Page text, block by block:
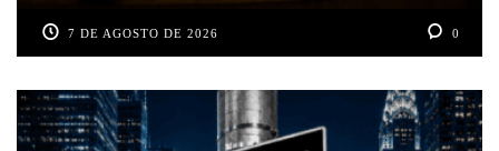
7 DE AGOSTO DE 2026 0